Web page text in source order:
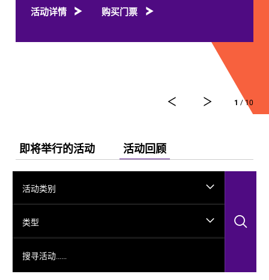
我、我中有你”，成为新疆历史文化的鲜活注脚，更是中
艺术的交融流变搬上舞台。
舞剧《龟兹》集结了各方力量，佟睿睿担任总编导，文
史学者韩子勇担任编剧，主创团队汇集了制作人李东，
运，服装设计阳东霖，视觉总监王涵，编导李宏钧、魏
内艺术家。舞剧以新疆艺术剧院歌舞团和新疆师范大学
的青年舞者为班底，携手国内优秀青年舞蹈艺术家共同
活动详情 购买门票
1 / 10
即将举行的活动 活动回顾
活动类别
类型